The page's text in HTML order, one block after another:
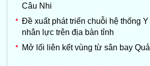
Câu Nhi
Đề xuất phát triển chuỗi hệ thống
nhân lực trên địa bàn tỉnh
Mở lối liên kết vùng từ sân bay